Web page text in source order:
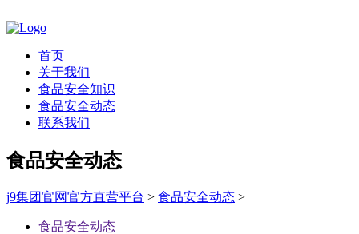
首页
关于我们
食品安全知识
食品安全动态
联系我们
食品安全动态
j9集团官网官方直营平台 > 食品安全动态 >
食品安全动态